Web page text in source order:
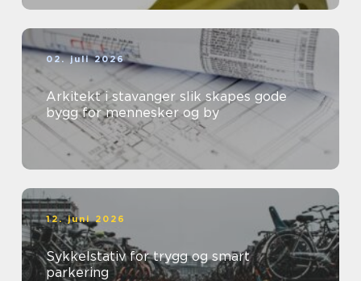
02. juli 2026
Arkitekt i stavanger slik skapes gode
bygg for mennesker og by
12. juni 2026
Sykkelstativ for trygg og smart
parkering